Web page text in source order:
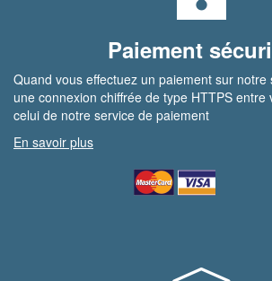
Paiement
Quand vous effectuez un paiement sur notre
une connexion chiffrée de type HTTPS
celui de notre service de paiement
En savoir plus